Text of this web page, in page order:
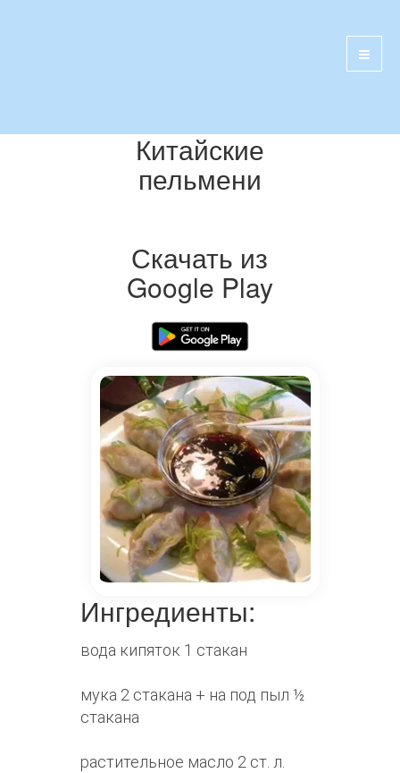
Китайские
пельмени
Скачать из
Google Play
Ингредиенты:
вода кипяток 1 стакан
мука 2 стакана + на под пыл ½
стакана
растительное масло 2 ст. л.